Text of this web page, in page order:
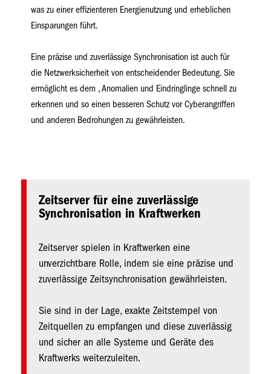
was zu einer effizienteren Energienutzung und erheblichen
Einsparungen führt.
Eine präzise und zuverlässige Synchronisation ist auch für
die Netzwerksicherheit von entscheidender Bedeutung. Sie
ermöglicht es dem , Anomalien und Eindringlinge schnell zu
erkennen und so einen besseren Schutz vor Cyberangriffen
und anderen Bedrohungen zu gewährleisten.
Zeitserver für eine zuverlässige
Synchronisation in Kraftwerken
Zeitserver spielen in Kraftwerken eine
unverzichtbare Rolle, indem sie eine präzise und
zuverlässige Zeitsynchronisation gewährleisten.
Sie sind in der Lage, exakte Zeitstempel von
Zeitquellen zu empfangen und diese zuverlässig
und sicher an alle Systeme und Geräte des
Kraftwerks weiterzuleiten.